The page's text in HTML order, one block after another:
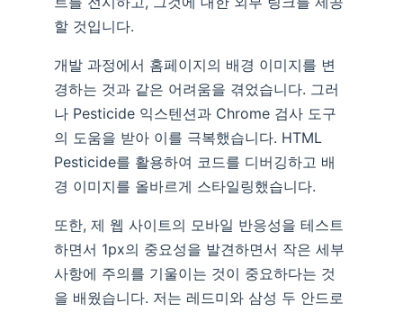
할 것입니다.
개발 과정에서 홈페이지의 배경 이미지를 변
경하는 것과 같은 어려움을 겪었습니다. 그러
나 Pesticide 익스텐션과 Chrome 검사 도구
의 도움을 받아 이를 극복했습니다. HTML
Pesticide를 활용하여 코드를 디버깅하고 배
경 이미지를 올바르게 스타일링했습니다.
또한, 제 웹 사이트의 모바일 반응성을 테스트
하면서 1px의 중요성을 발견하면서 작은 세부
사항에 주의를 기울이는 것이 중요하다는 것
을 배웠습니다. 저는 레드미와 삼성 두 안드로